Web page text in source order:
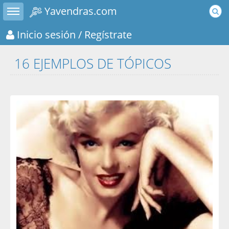
Toggle sidebar
Yavendras.com
Inicio sesión / Regístrate
16 EJEMPLOS DE TÓPICOS